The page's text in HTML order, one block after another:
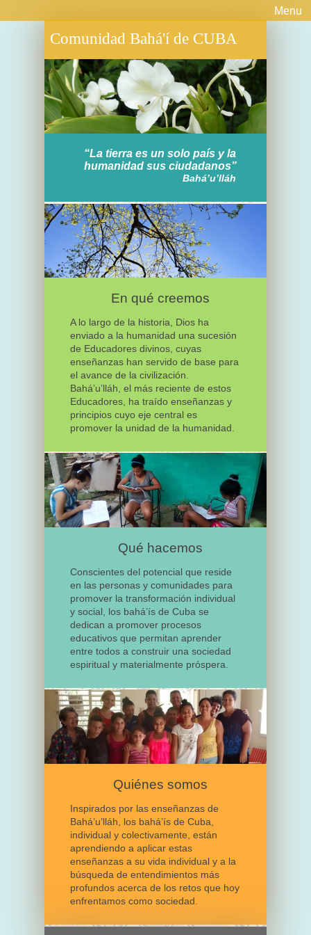
Menu
Comunidad Bahá'í de CUBA
“La tierra es un solo país y la
humanidad sus ciudadanos”
Bahá’u’lláh
En qué creemos
A lo largo de la historia, Dios ha
enviado a la humanidad una sucesión
de Educadores divinos, cuyas
enseñanzas han servido de base para
el avance de la civilización.
Bahá’u’lláh, el más reciente de estos
Educadores, ha traído enseñanzas y
principios cuyo eje central es
promover la unidad de la humanidad.
Qué hacemos
Conscientes del potencial que reside
en las personas y comunidades para
promover la transformación individual
y social, los bahá’ís de Cuba se
dedican a promover procesos
educativos que permitan aprender
entre todos a construir una sociedad
espiritual y materialmente próspera.
Quiénes somos
Inspirados por las enseñanzas de
Bahá’u’lláh, los bahá’ís de Cuba,
individual y colectivamente, están
aprendiendo a aplicar estas
enseñanzas a su vida individual y a la
búsqueda de entendimientos más
profundos acerca de los retos que hoy
enfrentamos como sociedad.